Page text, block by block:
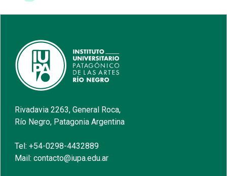
Rivadavia 2263, General Roca,
Río Negro, Patagonia Argentina
Tel: +54-0298-4432889
Mail: contacto@iupa.edu.ar